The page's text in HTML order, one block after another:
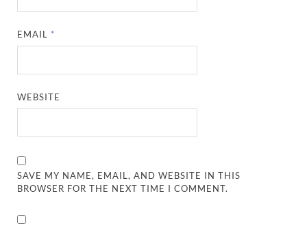
EMAIL *
WEBSITE
SAVE MY NAME, EMAIL, AND WEBSITE IN THIS
BROWSER FOR THE NEXT TIME I COMMENT.